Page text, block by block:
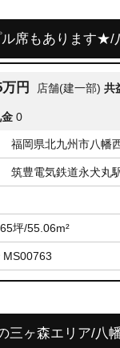
ル席もあります★/
円 店舗(建一部) 共
0
福岡県北九州市八幡
筑豊電気鉄道永犬丸
坪/55.06m²
MS00763
三ヶ森エリア/八